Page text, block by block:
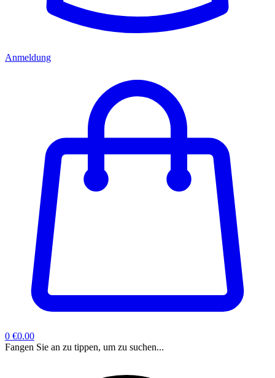
Anmeldung
0 €0.00
Fangen Sie an zu tippen, um zu suchen...